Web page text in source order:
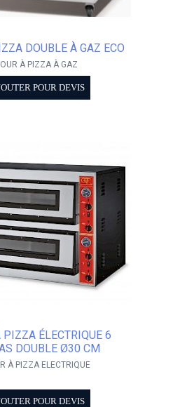
DOUBLE À GAZ ECO
À PIZZA À GAZ
POUR DEVIS
PIZZA ÉLECTRIQUE 6
DOUBLE Ø30 CM
À PIZZA ELECTRIQUE
POUR DEVIS